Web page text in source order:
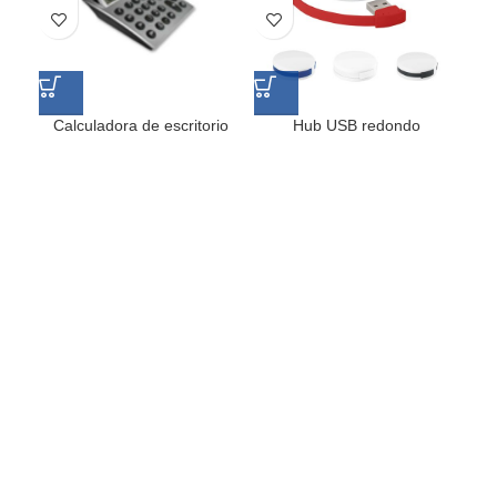
Calculadora de escritorio Hub USB redondo